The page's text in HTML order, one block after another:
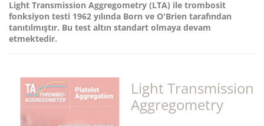
Light Transmission Aggregometry (LTA) ile trombosit
fonksiyon testi 1962 yılında Born ve O'Brien tarafından
tanıtılmıştır. Bu test altın standart olmaya devam
etmektedir.
Light Transmission
Aggregometry